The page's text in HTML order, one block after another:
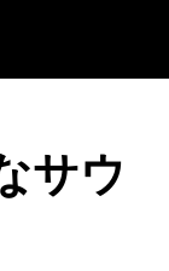
サウ